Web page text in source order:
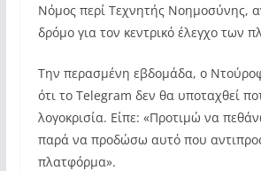
Νόμος περί Τεχνητής Νοημοσύνης,
δρόμο για τον κεντρικό έλεγχο των
Την περασμένη εβδομάδα, ο
ότι το Telegram δεν θα υποταχθεί
λογοκρισία. Είπε: «Προτιμώ να
παρά να προδώσω αυτό που
πλατφόρμα».